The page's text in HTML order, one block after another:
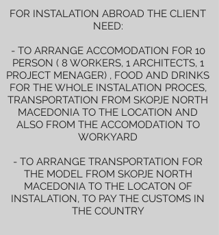
FOR INSTALATION ABROAD THE CLIENT
NEED:
- TO ARRANGE ACCOMODATION FOR 10
PERSON ( 8 WORKERS, 1 ARCHITECTS, 1
PROJECT MENAGER) , FOOD AND DRINKS
FOR THE WHOLE INSTALATION PROCES,
TRANSPORTATION FROM SKOPJE NORTH
MACEDONIA TO THE LOCATION AND
ALSO FROM THE ACCOMODATION TO
WORKYARD
- TO ARRANGE TRANSPORTATION FOR
THE MODEL FROM SKOPJE NORTH
MACEDONIA TO THE LOCATON OF
INSTALATION, TO PAY THE CUSTOMS IN
THE COUNTRY